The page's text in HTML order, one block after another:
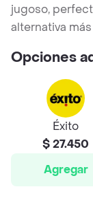
jugoso,
alternativa
Opciones
Éxito
$ 27.450
Agregar